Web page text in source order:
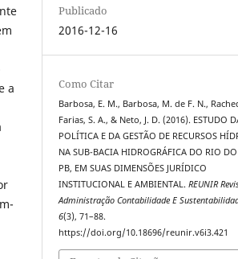
a
Publicado
2016-12-16
Como Citar
Barbosa, E. M., Barbosa, M. de F. N.,
Farias, S. A., & Neto, J. D. (2016). ESTUDO
POLÍTICA E DA GESTÃO DE RECURSOS
NA SUB-BACIA HIDROGRÁFICA DO RIO DO
PB, EM SUAS DIMENSÕES JURÍDICO
INSTITUCIONAL E AMBIENTAL.REUNIR
Administração Contabilidade E
6(3), 71–88.
https://doi.org/10.18696/reunir.v6i3.421